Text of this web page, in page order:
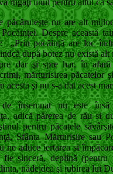
păcăruieşte nu are alt
Despre această
„Prin pocăinţă are loc
după botez nu există
dar şi spre har, în
mărturisirea păcatelor
acesta şi nu s-a dat acest
însemnat nu este însă
adică părerea de rău si
pentru păcatele
Sfânta Mărturisire sau
ne aduce iertarea si
fie sinceră, deplină (pentru
nădejdea şi iubirea lui